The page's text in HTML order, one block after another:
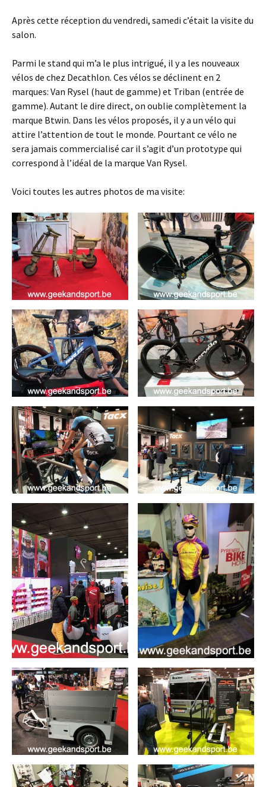
Après cette réception du vendredi, samedi c’était la visite du
salon.
Parmi le stand qui m’a le plus intrigué, il y a les nouveaux
vélos de chez Decathlon. Ces vélos se déclinent en 2
marques: Van Rysel (haut de gamme) et Triban (entrée de
gamme). Autant le dire direct, on oublie complètement la
marque Btwin. Dans les vélos proposés, il y a un vélo qui
attire l’attention de tout le monde. Pourtant ce vélo ne
sera jamais commercialisé car il s’agit d’un prototype qui
correspond à l’idéal de la marque Van Rysel.
Voici toutes les autres photos de ma visite: